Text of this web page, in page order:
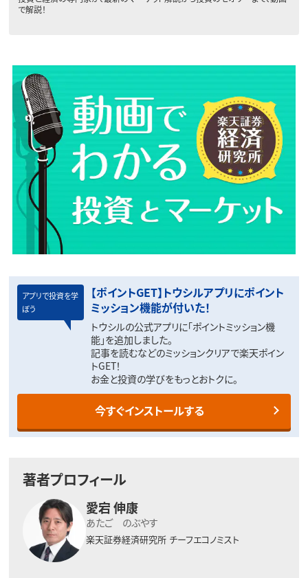
で解説！
アプリで投資を学
ぼう
【ポイントGET】トウシルアプリにポイント
ミッション機能が付いた！
トウシルの公式アプリに「ポイントミッション機
能」を追加しました。
記事を読むなどのミッションクリアで楽天ポイン
トGET！
お金と投資の学びをもっとおトクに。
今すぐインストールする
著者プロフィール
愛宕 伸康
あたご のぶやす
楽天証券経済研究所 チーフエコノミスト